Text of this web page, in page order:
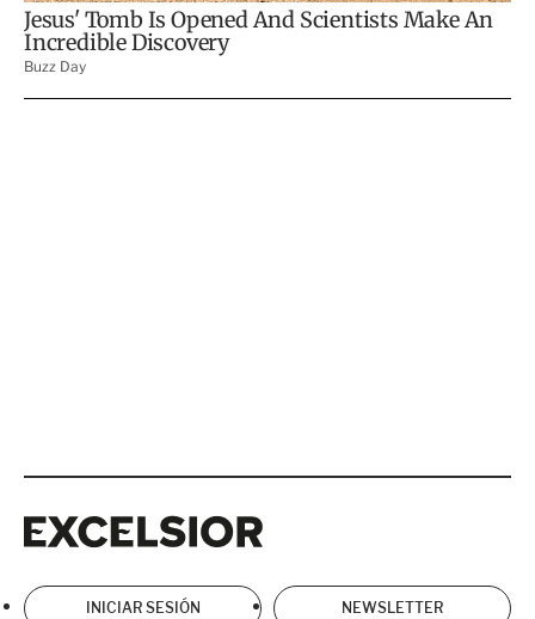
INICIAR SESIÓN NEWSLETTER